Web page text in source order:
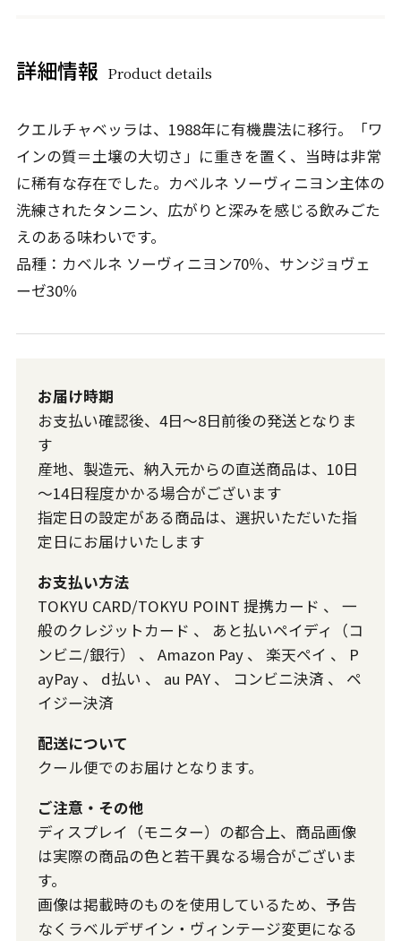
詳細情報 Product details
クエルチャベッラは、1988年に有機農法に移行。「ワ
インの質＝土壌の大切さ」に重きを置く、当時は非常
に稀有な存在でした。カベルネ ソーヴィニヨン主体の
洗練されたタンニン、広がりと深みを感じる飲みごた
えのある味わいです。
品種：カベルネ ソーヴィニヨン70％、サンジョヴェ
ーゼ30％
お届け時期
お支払い確認後、4日～8日前後の発送となりま
す
産地、製造元、納入元からの直送商品は、10日
～14日程度かかる場合がございます
指定日の設定がある商品は、選択いただいた指
定日にお届けいたします
お支払い方法
TOKYU CARD/TOKYU POINT 提携カード 、 一
般のクレジットカード 、 あと払いペイディ（コ
ンビニ/銀行）
、 Amazon Pay、 楽天ペイ 、 P
ayPay、 d払い 、 au PAY、 コンビニ決済 、 ペ
イジー決済
配送について
クール便でのお届けとなります。
ご注意・その他
ディスプレイ（モニター）の都合上、商品画像
は実際の商品の色と若干異なる場合がございま
す。
画像は掲載時のものを使用しているため、予告
なくラベルデザイン・ヴィンテージ変更になる